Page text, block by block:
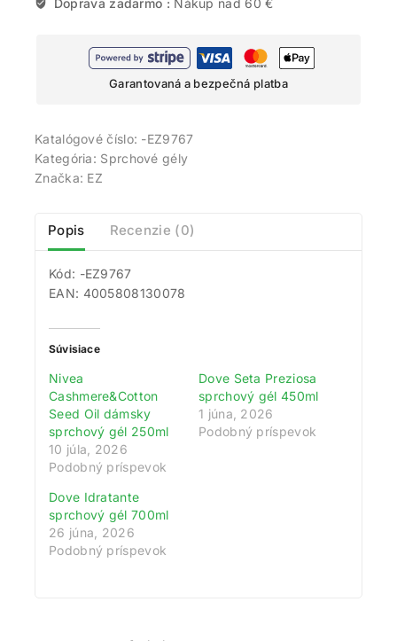
Garantovaná a bezpečná platba
Katalógové číslo: -EZ9767
Kategória: Sprchové gély
Značka: EZ
Popis Recenzie (0)
Kód: -EZ9767
EAN: 4005808130078
Súvisiace
Nivea
Cashmere&Cotton
Seed Oil dámsky
sprchový gél 250ml
10 júla, 2026
Podobný príspevok
Dove Seta Preziosa
sprchový gél 450ml
1 júna, 2026
Podobný príspevok
Dove Idratante
sprchový gél 700ml
26 júna, 2026
Podobný príspevok
zbierajte odmeny!
Zaregistrujte sa ešte dnes a my vám pripíšeme vstupný